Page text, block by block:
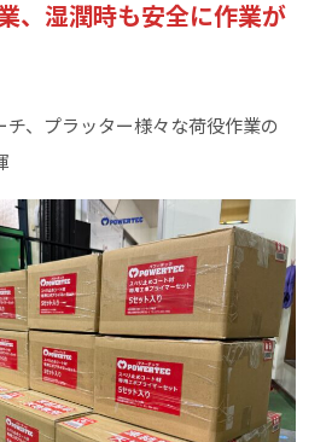
、湿潤時も安全に作業が
チ、プラッター様々な荷役作業の